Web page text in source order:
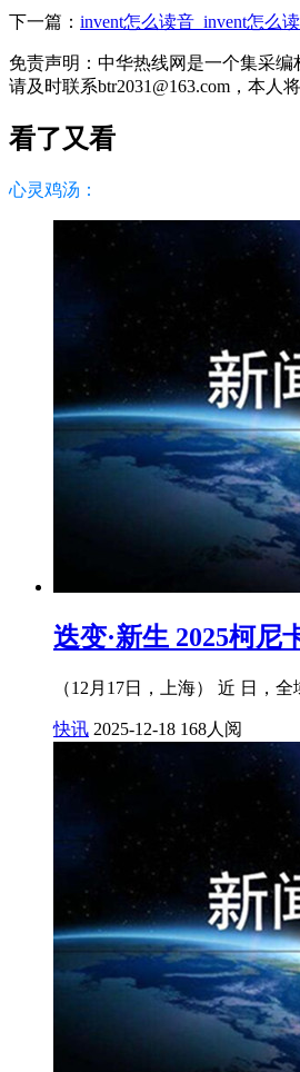
下一篇： invent怎么读音_invent怎么
免责声明：中华热线网是一个集采
请及时联系btr2031@163.com，本人
看了又看
心灵鸡汤：
迭变·新生 2025柯
（12月17日，上海） 近 日，
快讯 2025-12-18 168人阅